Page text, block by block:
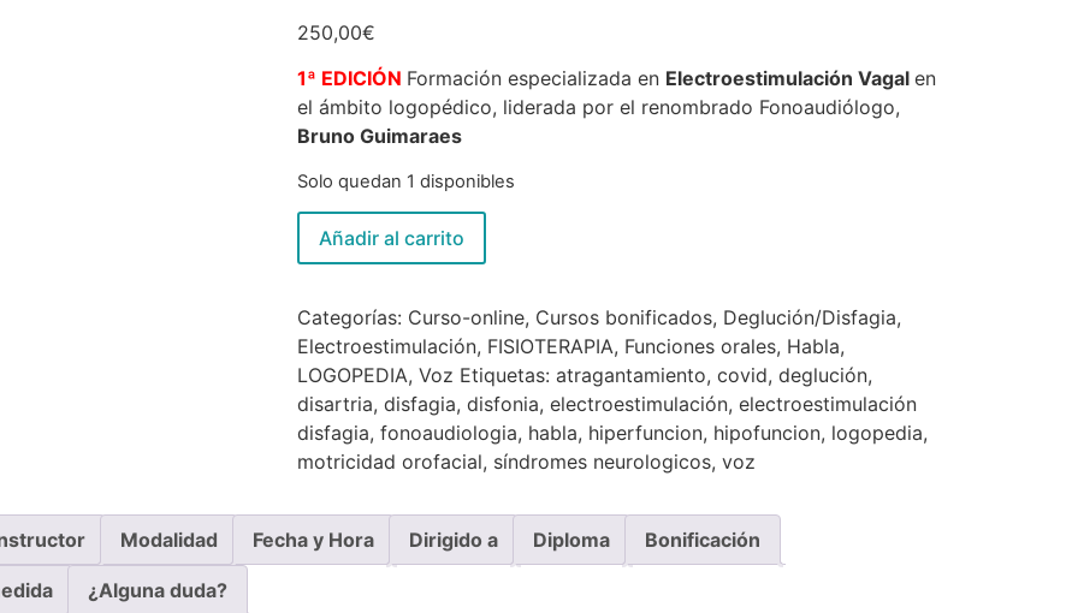
250,00€
1ª EDICIÓN Formación especializada en Electroestimulación Vagal en
el ámbito logopédico, liderada por el renombrado Fonoaudiólogo,
Bruno Guimaraes
Solo quedan 1 disponibles
Añadir al carrito
Categorías: Curso-online, Cursos bonificados, Deglución/Disfagia,
Electroestimulación, FISIOTERAPIA, Funciones orales, Habla,
LOGOPEDIA, Voz Etiquetas: atragantamiento, covid, deglución,
disartria, disfagia, disfonia, electroestimulación, electroestimulación
disfagia, fonoaudiologia, habla, hiperfuncion, hipofuncion, logopedia,
motricidad orofacial, síndromes neurologicos, voz
Modalidad Fecha y Hora Dirigido a Diploma Bonificación
¿Alguna duda?